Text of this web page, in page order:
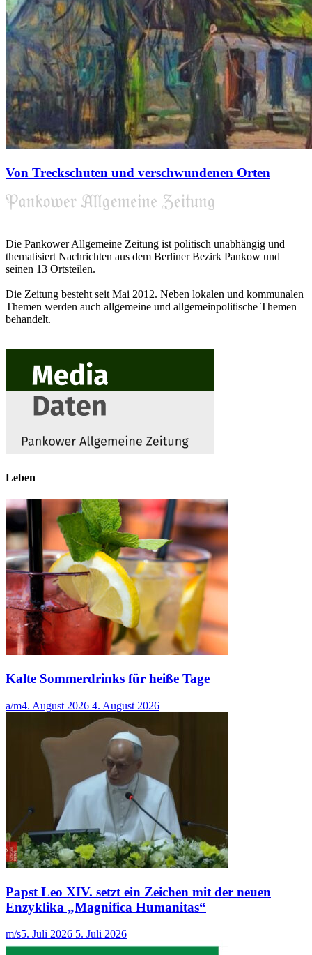
Von Treckschuten und verschwundenen Orten
Die Pankower Allgemeine Zeitung ist politisch unabhängig und
thematisiert Nachrichten aus dem Berliner Bezirk Pankow und
seinen 13 Ortsteilen.
Die Zeitung besteht seit Mai 2012. Neben lokalen und kommunalen
Themen werden auch allgemeine und allgemeinpolitische Themen
behandelt.
Leben
Kalte Sommerdrinks für heiße Tage
a/m4. August 2026 4. August 2026
Papst Leo XIV. setzt ein Zeichen mit der neuen
Enzyklika „Magnifica Humanitas“
m/s5. Juli 2026 5. Juli 2026